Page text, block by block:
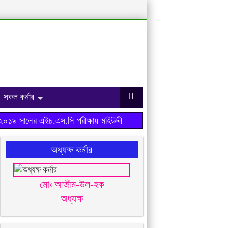
সকল কর্নার
সালের এইচ.এস.সি পরীক্ষায় মহিউদ্দীন আহমেদ মহিলা ডিগ্রি কলেজ
অধ্যক্ষ কর্নার
মোঃ আজীম-উল-হক
অধ্যক্ষ